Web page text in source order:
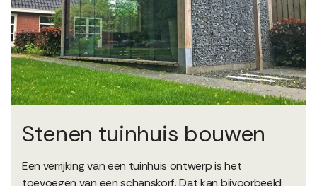
Stenen tuinhuis bouwen
Een verrijking van een tuinhuis ontwerp is het
toevoegen van een schanskorf. Dat kan bijvoorbeeld